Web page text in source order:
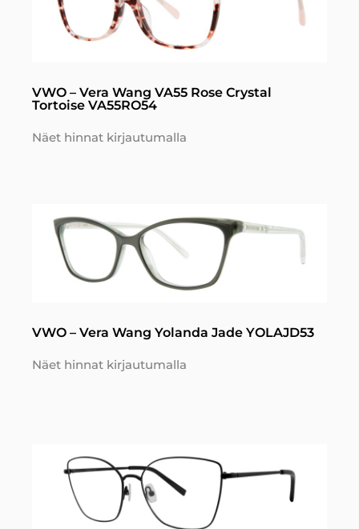
VWO – Vera Wang VA55 Rose Crystal
Tortoise VA55RO54
Näet hinnat kirjautumalla
VWO – Vera Wang Yolanda Jade YOLAJD53
Näet hinnat kirjautumalla